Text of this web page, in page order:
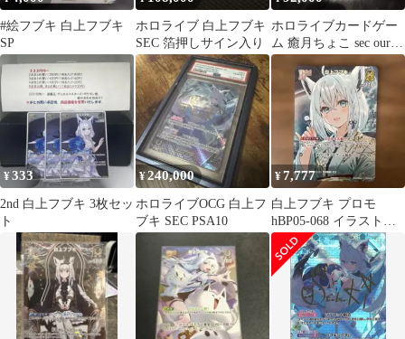
#絵フブキ 白上フブキ
SP
ホロライブ 白上フブキ
SEC 箔押しサイン入り
ホロライブカードゲー
ム 癒月ちょこ sec our
PSA10 2枚セット
¥333
2nd 白上フブキ 3枚セッ
ト
¥240,000
ホロライブOCG 白上フ
ブキ SEC PSA10
¥7,777
白上フブキ プロモ
hBP05-068 イラスト違
い ホロカ